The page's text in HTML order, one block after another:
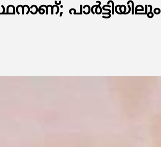
പാര്‍ട്ടിയിലും